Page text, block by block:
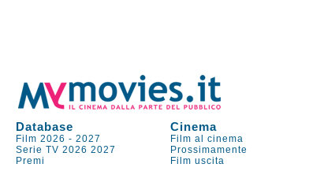
Database Cinema
Film 2026 -2027 Film al cinema
Serie TV 2026 2027 Prossimamente
Premi
Film uscita